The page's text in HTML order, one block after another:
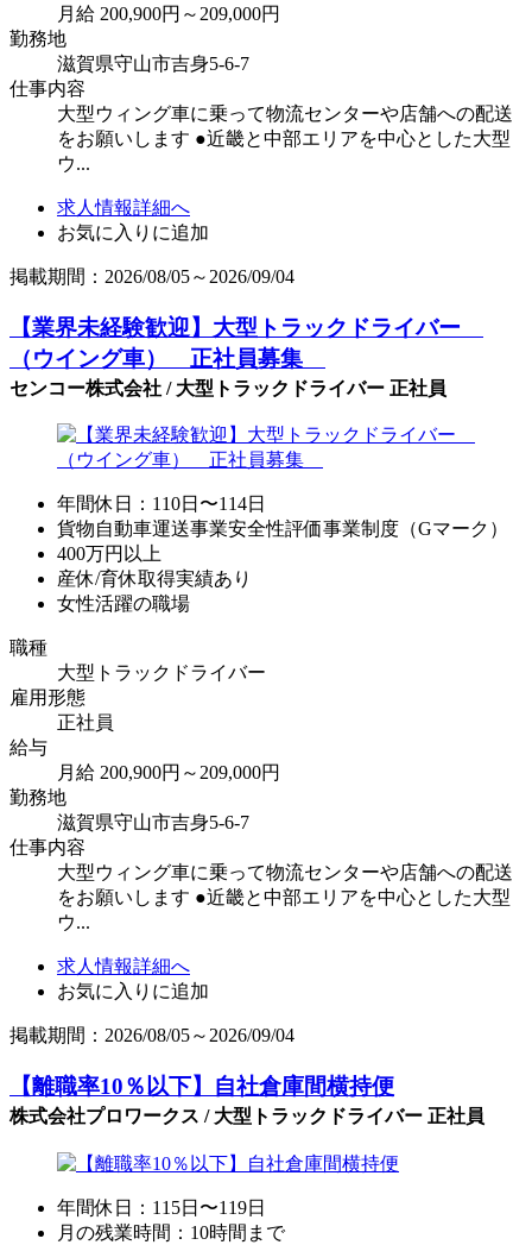
月給 200,900円～209,000円
勤務地
滋賀県守山市吉身5-6-7
仕事内容
大型ウィング車に乗って物流センターや店舗への配送
をお願いします ●近畿と中部エリアを中心とした大型
ウ...
求人情報詳細へ
お気に入りに追加
掲載期間：2026/08/05～2026/09/04
【業界未経験歓迎】大型トラックドライバー
（ウイング車） 正社員募集
センコー株式会社 / 大型トラックドライバー 正社員
年間休日：110日〜114日
貨物自動車運送事業安全性評価事業制度（Gマーク）
400万円以上
産休/育休取得実績あり
女性活躍の職場
職種
大型トラックドライバー
雇用形態
正社員
給与
月給 200,900円～209,000円
勤務地
滋賀県守山市吉身5-6-7
仕事内容
大型ウィング車に乗って物流センターや店舗への配送
をお願いします ●近畿と中部エリアを中心とした大型
ウ...
求人情報詳細へ
お気に入りに追加
掲載期間：2026/08/05～2026/09/04
【離職率10％以下】自社倉庫間横持便
株式会社プロワークス / 大型トラックドライバー 正社員
年間休日：115日〜119日
月の残業時間：10時間まで